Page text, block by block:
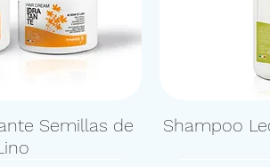
Semillas de
Shampoo